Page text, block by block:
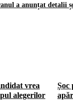
a anunțat detalii
vrea
alegerilor
Șoc